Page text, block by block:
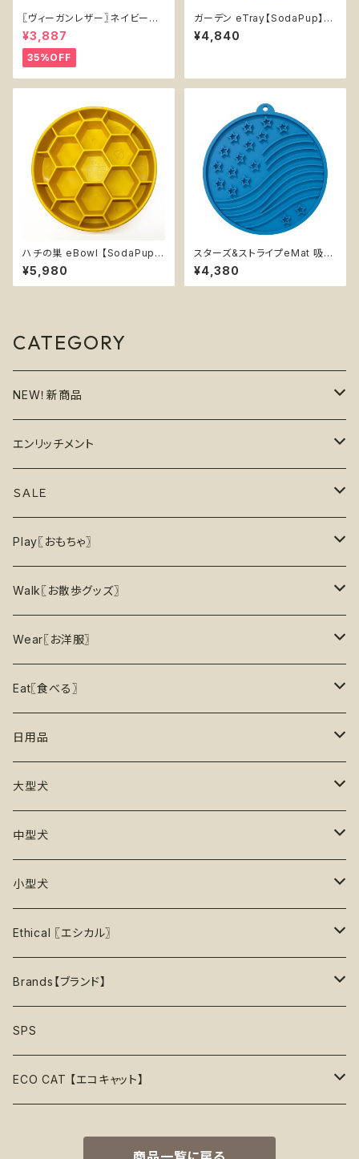
〖ヴィーガンレザー〗ネイビーリ
ード【Vegan Leather Navy L
ead】
¥3,887
35%OFF
ガーデン eTray【SodaPup】浅
型 フードボウル リックマット 早
食い防止皿 スローフィーダー
¥4,840
ハチの巣 eBowl 【SodaPup】
早食い防止皿 スローフィーダー
知育 エンリッチメント フードボ
ウル ソダパップ ハニコーム Ho
¥5,980
スターズ&ストライプeMat 吸盤
付きリックマット【SodaPup】 難
易度★ 早食い防止皿 スローフ
ィーダー 知育 エンリッチメント
¥4,380
CATEGORY
NEW！新商品
6月の新商品
7月の新商品
8月の新商品
エンリッチメント
フードボウル
おもちゃ
パズル
トレーニング
リックマット
初級【★☆☆☆☆】やさしい
初級＋【★★☆☆☆】ふつう
香り付き
ＳＡＬＥ
割引で探す
5%OFF
10％OFF
35%OFF
40%OFF
おもちゃ
お洋服
リード・ハーネス・首輪
フードボウル
再入荷なし！
Play〖おもちゃ〗
二度楽しめる！壊すと新しいおもちゃが出てくる！
ノーズワーク【Nosework】
知育玩具【Enrichment】
丈夫なおもちゃ
ぬいぐるみ
ボール
噛むおもちゃ
ロープトイ【紐】
フリスビー
音鳴るおもちゃ
音鳴らないおもちゃ
Walk〖お散歩グッズ〗
首輪
ハーネス
リード
エチケット
Wear〖お洋服〗
レインコート
ロンパース
T -シャツ
パーカー
タンクトップ
セーター
アクセサリー
リボン
バンダナ
スリーブレス・ノースリーブ
リード穴付き
Eat〖食べる〗
フードボウル
早食い防止
おやつ入れ可能
知育【エンリッチメント】
リックマット
おやつ型
ウォーターボウル
日用品
Toothbrushes【歯ブラシ】
Poop Pickup【うんち処理】
Brushes【ブラシ】
大型犬
おもちゃ
お洋服
首輪
ハーネス
中型犬
おもちゃ
お洋服
首輪
ハーネス
小型犬
おもちゃ
お洋服
首輪
ハーネス
Ethical 〖エシカル〗
Sustainable〖サスティナブル〗
Organic〖オーガニック〗
Vegan〖ヴィーガン〗
Brands【ブランド】
Alqo Wasi
Animals in Charge
SPS
ECO CAT 【エコキャット】